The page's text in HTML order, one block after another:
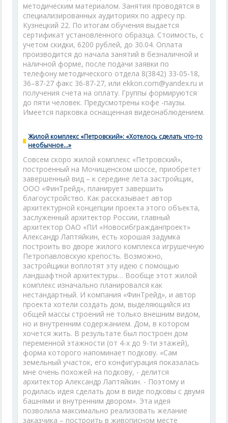
методическим материалом. Занятия проводятся в
специализированных аудиториях по адресу пр.
Кузнецкий 22. По итогам обучения выдается
сертификат установленного образца. Стоимость, с
учетом скидки, 6200 рублей, до 30.04. Оплата
производится до начала занятий в безналичной и
наличной форме, после подачи заявки по
телефону методического отдела 8(3842) 33-05-18,
36–87-27 факс 36-87-27, или ekkon.com@yandex.ru и
получения счета на оплату. Группы формируются
до пяти человек. Предусмотрены кофе -паузы.
Имеется парковка оснащенная видеонаблюдением.
Жилой комплекс «Петровский»: «Хотелось сделать что-то
необычное…»
Совсем скоро жилой комплекс «Петровский»,
построенный на Мочищенском шоссе, приобретет
завершенный вид – к середине лета застройщик,
ООО «ФинТрейд», планирует завершить
благоустройство. Как рассказывает автор
архитектурной концепции проекта этого объекта,
заслуженный архитектор России, главный
архитектор ОАО «ПИ «Новосибгражданпроект»
Александр Лаптяйкин, есть хорошая задумка
построить во дворе жилого комплекса игрушечную
Петропавловскую крепость. Возможно,
застройщики воплотят эту идею с помощью
ландшафтной архитектуры… Вообще этот жилой
комплекс изначально планировался как
нестандартный. И компания «ФинТрейд», и автор
проекта хотели создать дом, выделяющийся из
общей массы строений не только внешним видом,
но и внутренним содержанием. Дом, в котором
хочется жить. В результате был построен дом
переменной этажности (от 4-х до 9-ти этажей),
форма которого напоминает подкову. «Сам
земельный участок, его конфигурация показалась
мне очень похожей на подкову, - делится
архитектор Александр Лаптяйкин. - Поэтому и
родилась идея сделать дом в виде подковы с двумя
башнями и внутренним двором». Эта идея
позволила максимально реализовать желание
заказчика – построить в живописном месте